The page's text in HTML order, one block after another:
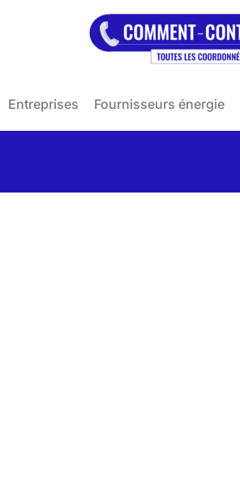
Entreprises Fournisseurs énergie